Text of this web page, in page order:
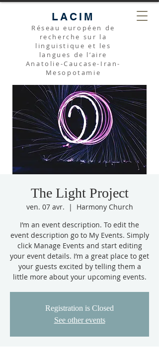
LACIM
Réseau européen de
recherche sur la
linguistique et les
langues de l’aire
Anatolie-Caucase-Iran-
Mesopotamie
The Light Project
ven. 07 avr.
  |
Harmony Church
I’m an event description. To edit the
event description go to My Events. Simply
click Manage Events and start editing
your event details. I’m a great place to get
your guests excited by telling them a
little more about your upcoming events.
Registration is Closed
See other events